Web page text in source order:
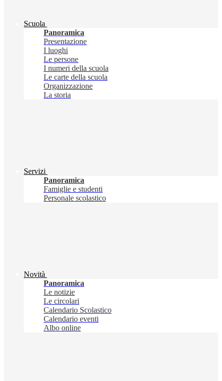
Scuola
Panoramica
Presentazione
I luoghi
Le persone
I numeri della scuola
Le carte della scuola
Organizzazione
La storia
Servizi
Panoramica
Famiglie e studenti
Personale scolastico
Novità
Panoramica
Le notizie
Le circolari
Calendario Scolastico
Calendario eventi
Albo online